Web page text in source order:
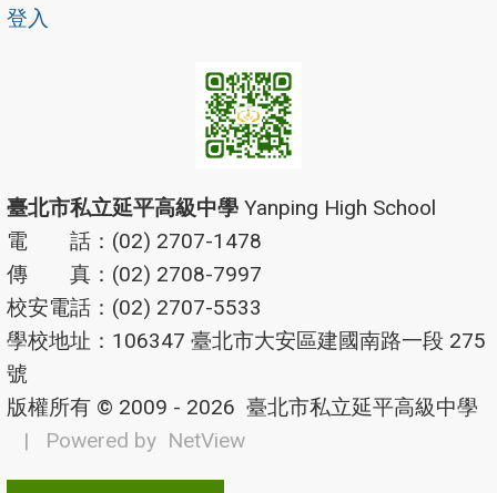
登入
臺北市私立延平高級中學 Yanping High School
電 話：(02) 2707-1478
傳 真：(02) 2708-7997
校安電話：(02) 2707-5533
學校地址：106347 臺北市大安區建國南路一段 275
號
版權所有 © 2009 - 2026 臺北市私立延平高級中學
| Powered by NetView